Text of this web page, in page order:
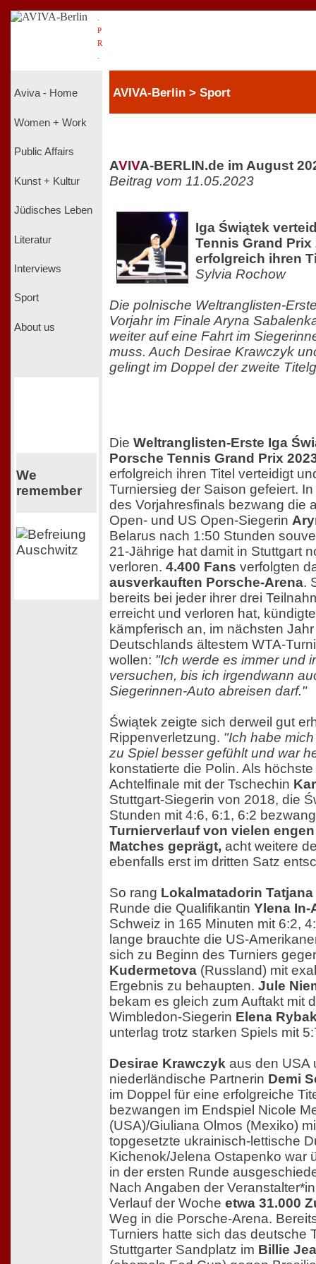
P
R
Aviva - Home
Women + Work
Public Affairs
Kunst + Kultur
Jüdisches Leben
Literatur
Interviews
Sport
About us
We
remember
AVIVA-Berlin > Sport
AVIVA-BERLIN.de im August
Beitrag vom 11.05.2023
Iga Świątek
Tennis Grand
erfolgreich ihren
Sylvia Rochow
Die polnische Weltranglisten-
Vorjahr im Finale Aryna
weiter auf eine Fahrt im
muss. Auch Desirae Krawczyk
gelingt im Doppel der zweite
Die Weltranglisten-Erste Iga
Porsche Tennis Grand Prix
erfolgreich ihren Titel verteidigt
Turniersieg der Saison gefeiert.
des Vorjahresfinals bezwang die
Open- und US Open-Siegerin
Belarus nach 1:50 Stunden
21-Jährige hat damit in Stuttgart
verloren. 4.400 Fans verfolgten
ausverkauften Porsche-Arena.
bereits bei jeder ihrer drei
erreicht und verloren hat,
kämpferisch an, im nächsten
Deutschlands ältestem WTA-
wollen: "Ich werde es immer und
versuchen, bis ich irgendwann
Siegerinnen-Auto abreisen darf."
Świątek zeigte sich derweil gut
Rippenverletzung. "Ich habe
zu Spiel besser gefühlt und war
konstatierte die Polin. Als
Achtelfinale mit der Tschechin
Stuttgart-Siegerin von 2018, die
Stunden mit 4:6, 6:1, 6:2
Turnierverlauf von vielen
Matches geprägt, acht weitere
ebenfalls erst im dritten Satz
So rang Lokalmatadorin Tatjana
Runde die Qualifikantin Ylena In-
Schweiz in 165 Minuten mit 6:2,
lange brauchte die US-
sich zu Beginn des Turniers
Kudermetova (Russland) mit
Ergebnis zu behaupten. Jule
bekam es gleich zum Auftakt mit
Wimbledon-Siegerin Elena
unterlag trotz starken Spiels mit
Desirae Krawczyk aus den USA
niederländische Partnerin Demi
im Doppel für eine erfolgreiche
bezwangen im Endspiel Nicole
(USA)/Giuliana Olmos (Mexiko)
topgesetzte ukrainisch-lettische
Kichenok/Jelena Ostapenko war
in der ersten Runde
Nach Angaben der
Verlauf der Woche etwa 31.000
Weg in die Porsche-Arena.
Turniers hatte sich das deutsche
Stuttgarter Sandplatz im Billie